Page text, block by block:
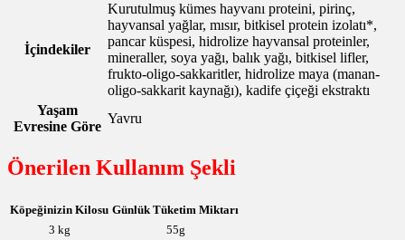
İçindekiler
Kurutulmuş kümes hayvanı proteini, pirinç,
hayvansal yağlar, mısır, bitkisel protein izolatı*,
pancar küspesi, hidrolize hayvansal proteinler,
mineraller, soya yağı, balık yağı, bitkisel lifler,
frukto-oligo-sakkaritler, hidrolize maya (manan-
oligo-sakkarit kaynağı), kadife çiçeği ekstraktı
Yaşam
Evresine Göre
Yavru
Önerilen Kullanım Şekli
Köpeğinizin Kilosu Günlük Tüketim Miktarı
3 kg
55g